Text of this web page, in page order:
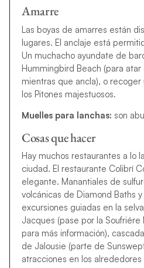
Amarre
Las boyas de amarres están
lugares. El anclaje está
Un muchacho ayundate de
Hummingbird Beach (para
mientras que ancla), o
los Pitones majestuosos.
Muelles para lanchas: son
Cosas que hacer
Hay muchos restaurantes a lo
ciudad. El restaurante Colibrí
elegante. Manantiales de
volcánicas de Diamond Baths
excursiones guiadas en la
Jacques (pase por la Soufriére
para más información),
de Jalousie (parte de
atracciones en los